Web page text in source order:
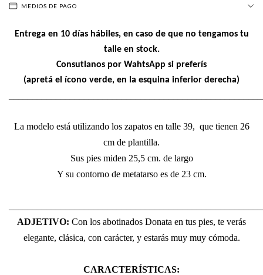
MEDIOS DE PAGO
Entrega en 10 días hábiles, en caso de que no tengamos tu
talle en stock.
Consutlanos por WahtsApp si preferís
(apretá el ícono verde, en la esquina inferior derecha)
La modelo está utilizando los zapatos en talle 39, que tienen 26
cm de plantilla.
Sus pies miden 25,5 cm. de largo
Y su contorno de metatarso es de 23 cm.
ADJETIVO: Con los abotinados Donata en tus pies, te verás
elegante, clásica, con carácter, y estarás muy muy cómoda.
CARACTERÍSTICAS: